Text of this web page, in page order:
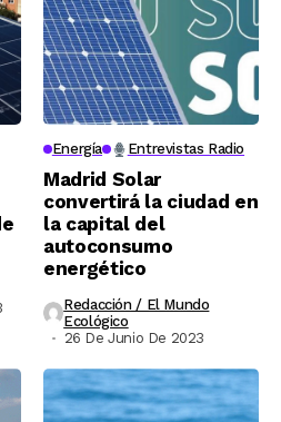
Energía Entrevistas Radio
Madrid Solar
convertirá la ciudad en
la capital del
autoconsumo
energético
Redacción / El Mundo
Ecológico
26 De Junio De 2023